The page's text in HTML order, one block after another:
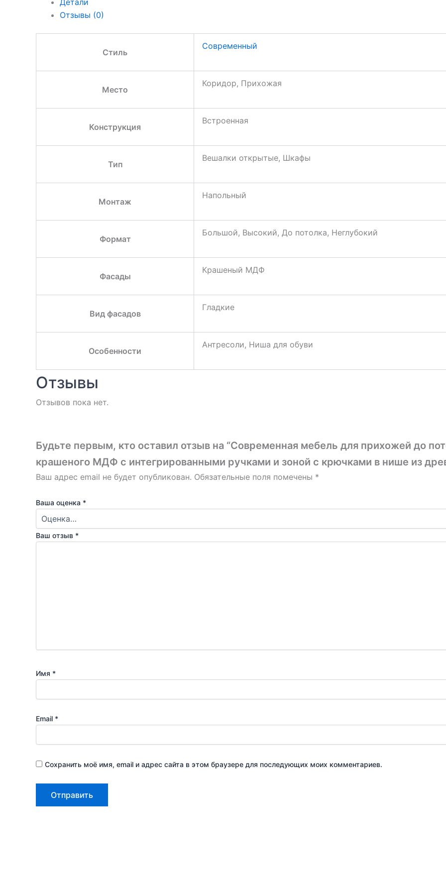
Детали
Отзывы (0)
Стиль
Современный
Место
Коридор, Прихожая
Конструкция
Встроенная
Тип
Вешалки открытые, Шкафы
Монтаж
Напольный
Формат
Большой, Высокий, До потолка, Неглубокий
Фасады
Крашеный МДФ
Вид фасадов
Гладкие
Особенности
Антресоли, Ниша для обуви
Отзывы
Отзывов пока нет.
Будьте первым, кто оставил отзыв на “Современная мебель для прихожей до
крашеного МДФ с интегрированными ручками и зоной с крючками в нише из
Ваш адрес email не будет опубликован. Обязательные поля помечены *
Ваша оценка *
Ваш отзыв *
Имя *
Email *
Сохранить моё имя, email и адрес сайта в этом браузере для последующих моих комментариев.